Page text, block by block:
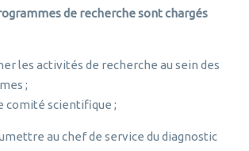
de recherche sont chargés
les activités de recherche au sein des
;
comité scientifique ;
au chef de service du diagnostic